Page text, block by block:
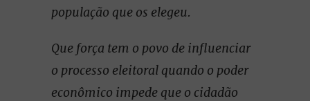
população que os elegeu.
Que força tem o povo de influenciar
o processo eleitoral quando o poder
econômico impede que o cidadão